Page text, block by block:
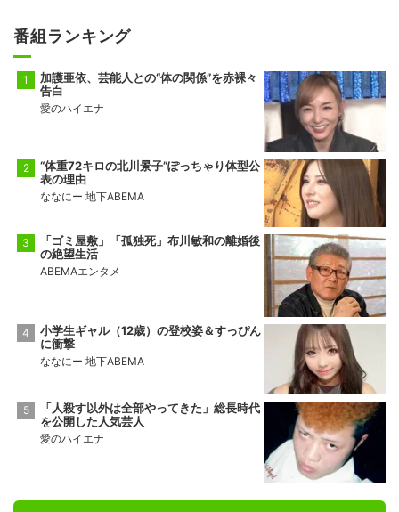
番組ランキング
加護亜依、芸能人との“体の関係”を赤裸々
告白
愛のハイエナ
“体重72キロの北川景子”ぽっちゃり体型公
表の理由
ななにー 地下ABEMA
「ゴミ屋敷」「孤独死」布川敏和の離婚後
の絶望生活
ABEMAエンタメ
小学生ギャル（12歳）の登校姿＆すっぴん
に衝撃
ななにー 地下ABEMA
「人殺す以外は全部やってきた」総長時代
を公開した人気芸人
愛のハイエナ